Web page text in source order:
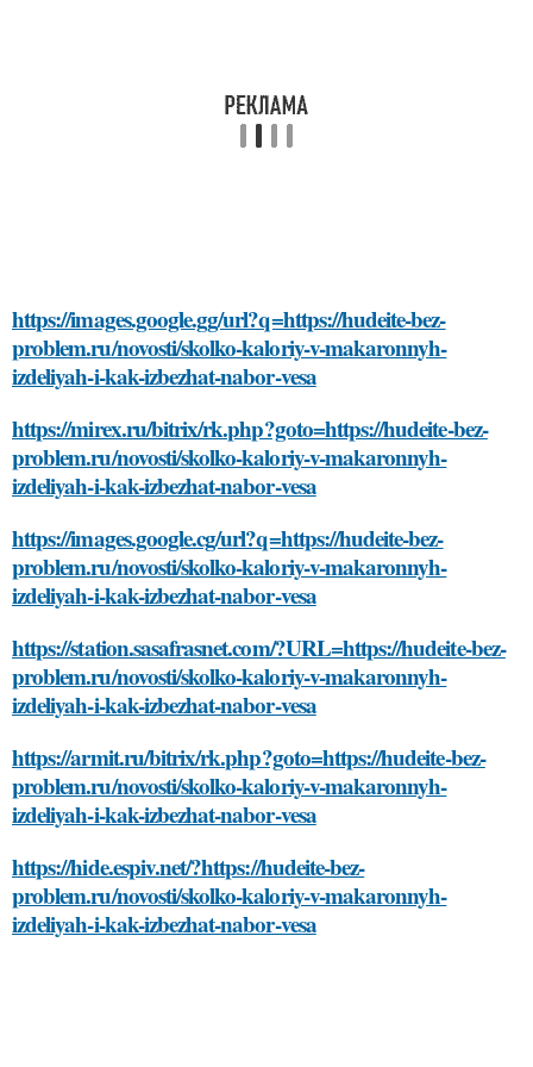
https://images.google.gg/url?q=https://hudeite-bez-
problem.ru/novosti/skolko-kaloriy-v-makaronnyh-
izdeliyah-i-kak-izbezhat-nabor-vesa
https://mirex.ru/bitrix/rk.php?goto=https://hudeite-bez-
problem.ru/novosti/skolko-kaloriy-v-makaronnyh-
izdeliyah-i-kak-izbezhat-nabor-vesa
https://images.google.cg/url?q=https://hudeite-bez-
problem.ru/novosti/skolko-kaloriy-v-makaronnyh-
izdeliyah-i-kak-izbezhat-nabor-vesa
https://station.sasafrasnet.com/?URL=https://hudeite-bez-
problem.ru/novosti/skolko-kaloriy-v-makaronnyh-
izdeliyah-i-kak-izbezhat-nabor-vesa
https://armit.ru/bitrix/rk.php?goto=https://hudeite-bez-
problem.ru/novosti/skolko-kaloriy-v-makaronnyh-
izdeliyah-i-kak-izbezhat-nabor-vesa
https://hide.espiv.net/?https://hudeite-bez-
problem.ru/novosti/skolko-kaloriy-v-makaronnyh-
izdeliyah-i-kak-izbezhat-nabor-vesa